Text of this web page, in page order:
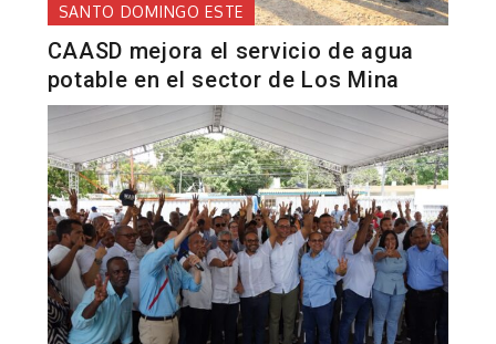
SANTO DOMINGO ESTE
CAASD mejora el servicio de agua
potable en el sector de Los Mina